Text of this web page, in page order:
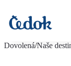
Dovolená/Naše